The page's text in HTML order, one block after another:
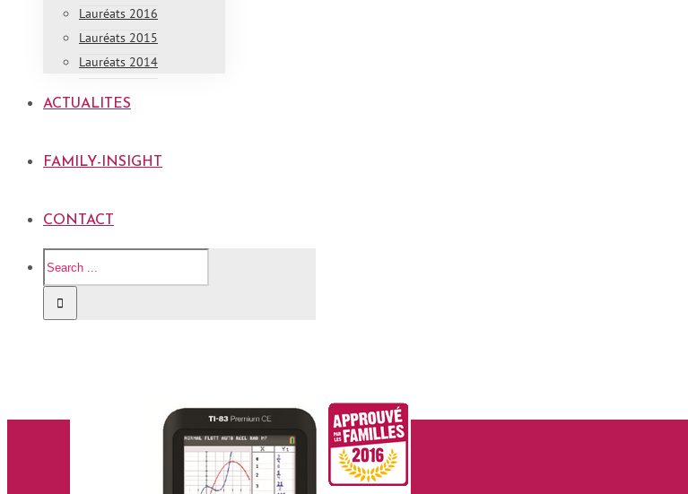
Lauréats 2016
Lauréats 2015
Lauréats 2014
ACTUALITES
FAMILY-INSIGHT
CONTACT